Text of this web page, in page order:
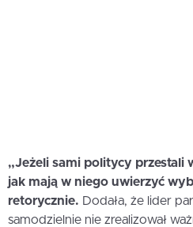
„Jeżeli sami politycy przestali
jak mają w niego uwierzyć
retorycznie. Dodała, że lider
samodzielnie nie zrealizował